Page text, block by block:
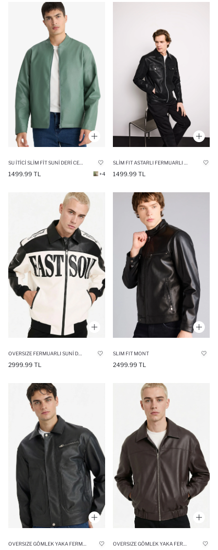
1499.99 TL +4 1499.99 TL
2999.99 TL
SLIM FIT MONT
2499.99 TL
OVERSIZE GÖMLEK YAKA FERMUARLI SUNI DERI MONT OVERSIZE GÖMLEK YAKA FERMUARLI MONT